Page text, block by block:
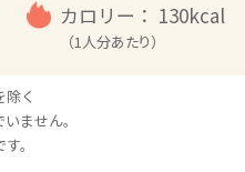
カロリー： 130kcal
（1人分あたり）
く
ません。
。